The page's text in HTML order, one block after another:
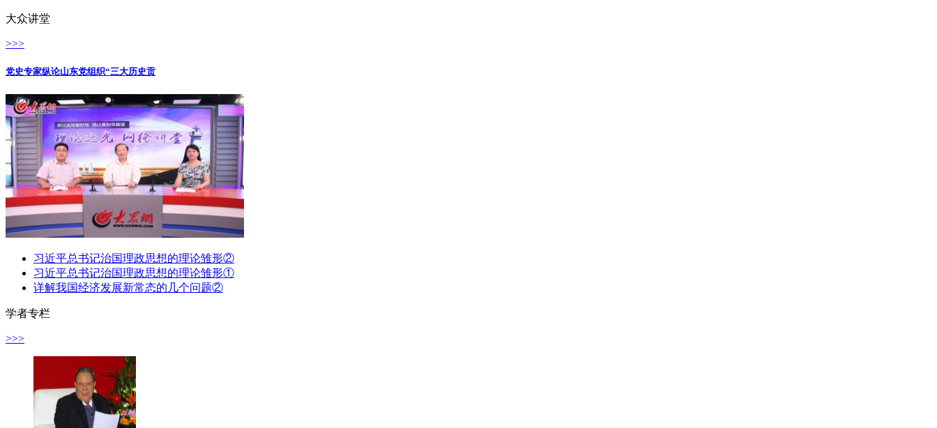
大众讲堂
>>>
党史专家纵论山东党组织“三大历史贡
习近平总书记治国理政思想的理论雏形②
习近平总书记治国理政思想的理论雏形①
详解我国经济发展新常态的几个问题②
学者专栏
>>>